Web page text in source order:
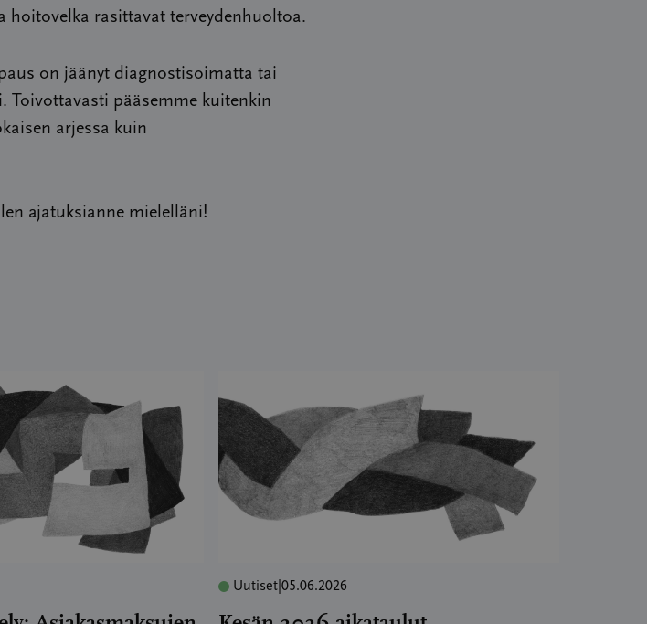
hoitovelka rasittavat terveydenhuoltoa.
on jäänyt diagnostisoimatta tai
Toivottavasti pääsemme kuitenkin
arjessa kuin
ajatuksianne mielelläni!
Uutiset| 05.06.2026